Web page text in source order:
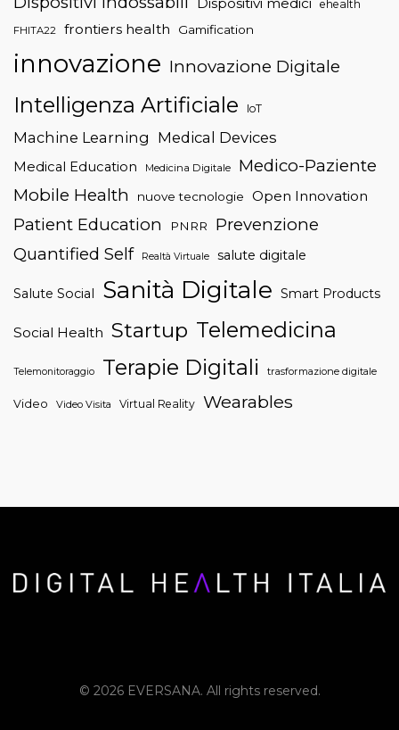
ehealth
FHITA22 frontiers health Gamification
innovazione Innovazione Digitale
Intelligenza Artificiale IoT
Machine Learning Medical Devices
Medical Education Medicina Digitale
Medico-Paziente
Mobile Health
nuove tecnologie Open Innovation
Patient Education PNRR
Prevenzione
Quantified Self
Realtà Virtuale salute digitale
Salute Social Sanità Digitale Smart Products
Social Health Startup Telemedicina
Telemonitoraggio Terapie Digitali trasformazione digitale
Video Video Visita Virtual Reality Wearables
© 2026 EVERSANA. All rights reserved.